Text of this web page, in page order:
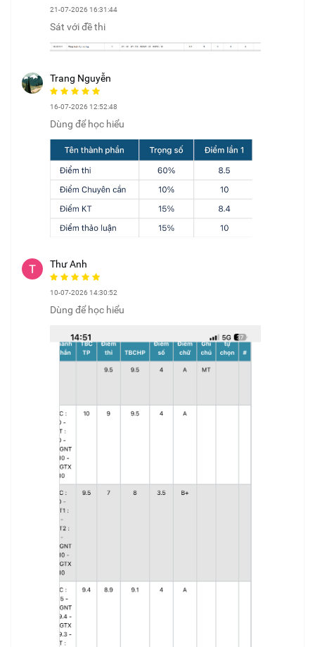
21-07-2026 16:31:44
Sát với đề thi
Trang Nguyễn
16-07-2026 12:52:48
Dùng để học hiểu
Thư Anh
10-07-2026 14:30:52
Dùng để học hiểu